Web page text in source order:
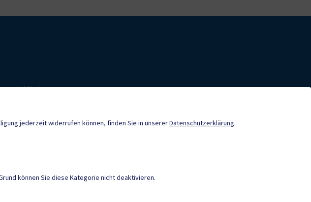
Quicklinks
Sport & Freizeit
jederzeit widerrufen können, finden Sie in unsererDatenschutzerklärung.
können Sie diese Kategorie nicht deaktivieren.